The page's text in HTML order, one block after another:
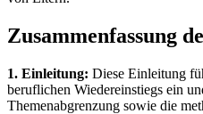
Zusammenfassung
1. Einleitung: Diese Einleitung
beruflichen Wiedereinstiegs ein
Themenabgrenzung sowie die